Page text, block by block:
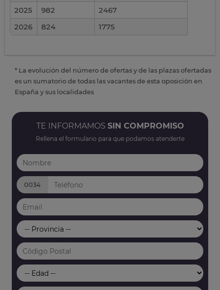
2025
982
2467
2026
824 1775
* La evolución del número de ofertas y de las plazas ofertadas
es un sumatorio de todas las vacantes de esta oposición en
España y sus localidades
TE INFORMAMOS SIN COMPROMISO
Rellena el formulario para que podamos atenderte
0034